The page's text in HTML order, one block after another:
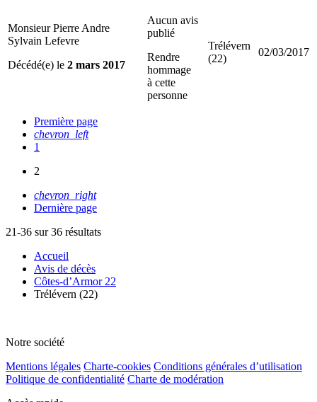
Monsieur Pierre Andre
Sylvain Lefevre
Décédé(e) le 2 mars 2017
Aucun avis
publié
Rendre
hommage
à cette
personne
Trélévern
(22)
02/03/2017
Première page
chevron_left
1
2
chevron_right
Dernière page
21-36 sur 36 résultats
Accueil
Avis de décès
Côtes-d’Armor 22
Trélévern (22)
Notre société
Mentions légales Charte-cookies Conditions générales d’utilisation
Politique de confidentialité Charte de modération